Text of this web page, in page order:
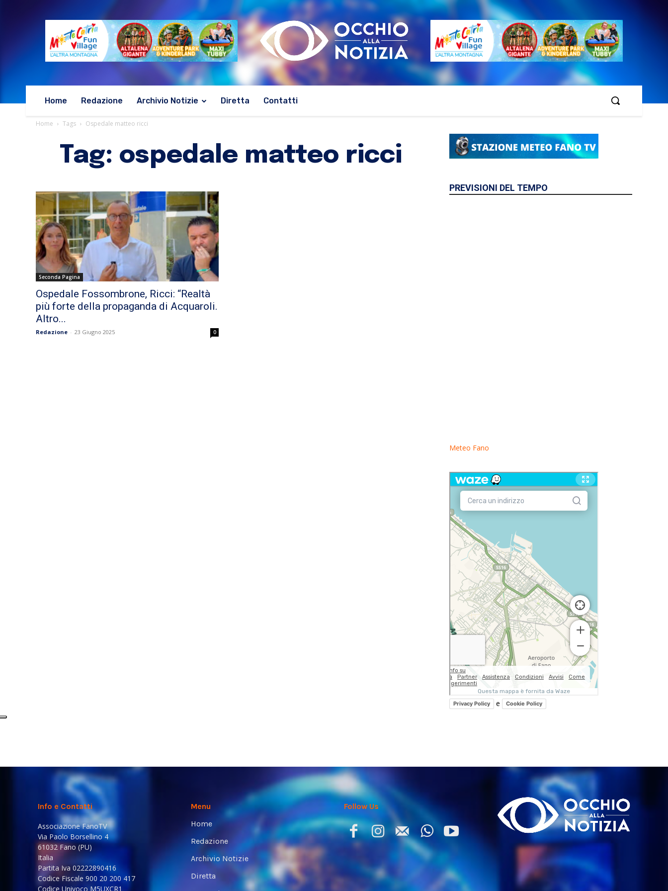
Home Redazione Archivio Notizie Diretta Contatti
Home Tags Ospedale matteo ricci
Tag: ospedale matteo ricci
Seconda Pagina
Ospedale Fossombrone, Ricci: “Realtà
più forte della propaganda di Acquaroli.
Altro...
Redazione - 23 Giugno 2025 0
PREVISIONI DEL TEMPO
Meteo Fano
Privacy Policy e Cookie Policy
Info e Contatti
Associazione FanoTV
Via Paolo Borsellino 4
61032 Fano (PU)
Italia
Partita Iva 02222890416
Codice Fiscale 900 20 200 417
Codice Univoco M5UXCR1
Menu
Home
Redazione
Archivio Notizie
Diretta
Follow Us